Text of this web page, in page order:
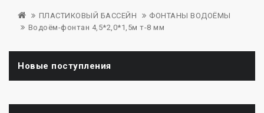
ПЛАСТИКОВЫЙ БАССЕЙН
ФОНТАНЫ ВОДОЁМЫ
Водоём-фонтан 4,5*2,0*1,5м т-8 мм
Новые поступления